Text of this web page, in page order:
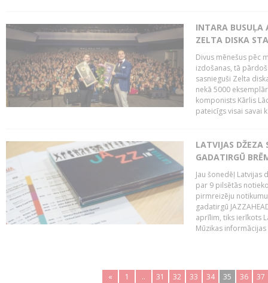
INTARA BUSUĻA
ZELTA DISKA
Divus mēnešus pēc
izdošanas, tā
sasnieguši Zelta
nekā 5000
komponists Kārlis
pateicīgs visai savai
LATVIJAS DŽEZA
GADATIRGŪ
Jau šonedēļ Latvijas
par 9 pilsētās
pirmreizēju
gadatirgū
aprīlim, tiks ierīkots
Mūzikas informācijas
« 1 .. 31 32 33 34 35 36 37